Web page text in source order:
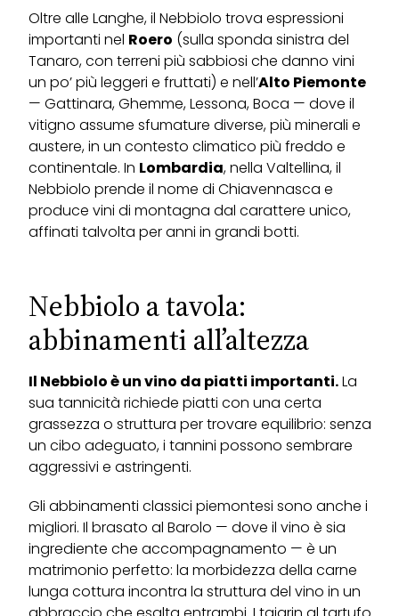
Oltre alle Langhe, il Nebbiolo trova espressioni
importanti nel Roero (sulla sponda sinistra del
Tanaro, con terreni più sabbiosi che danno vini
un po’ più leggeri e fruttati) e nell’Alto Piemonte
— Gattinara, Ghemme, Lessona, Boca — dove il
vitigno assume sfumature diverse, più minerali e
austere, in un contesto climatico più freddo e
continentale. In Lombardia, nella Valtellina, il
Nebbiolo prende il nome di Chiavennasca e
produce vini di montagna dal carattere unico,
affinati talvolta per anni in grandi botti.
Nebbiolo a tavola:
abbinamenti all’altezza
Il Nebbiolo è un vino da piatti importanti.La
sua tannicità richiede piatti con una certa
grassezza o struttura per trovare equilibrio: senza
un cibo adeguato, i tannini possono sembrare
aggressivi e astringenti.
Gli abbinamenti classici piemontesi sono anche i
migliori. Il brasato al Barolo — dove il vino è sia
ingrediente che accompagnamento — è un
matrimonio perfetto: la morbidezza della carne
lunga cottura incontra la struttura del vino in un